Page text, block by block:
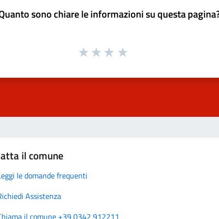
sono chiare le informazioni su questa
il comune
le domande frequenti
Assistenza
il comune +39 0342 912211